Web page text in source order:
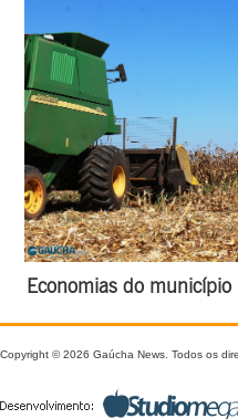
Economias do município
Copyright © 2026 Gaúcha News. Todos os